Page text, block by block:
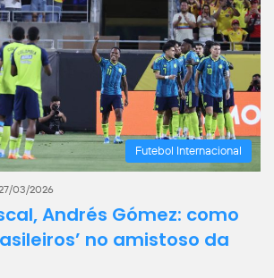
Futebol Internacional
03/2026
Andrés Gómez: como
no amistoso da